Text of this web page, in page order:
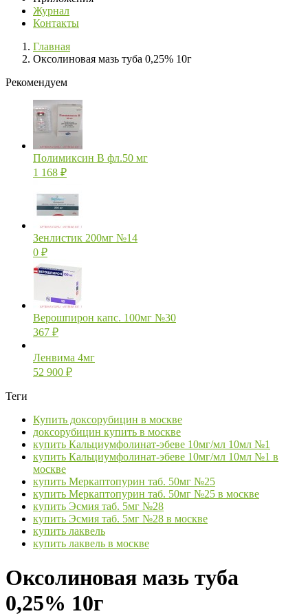
Журнал
Контакты
Главная
Оксолиновая мазь туба 0,25% 10г
Рекомендуем
Полимиксин В фл.50 мг
1 168 ₽
Зенлистик 200мг №14
0 ₽
Верошпирон капс. 100мг №30
367 ₽
Ленвима 4мг
52 900 ₽
Теги
Купить доксорубицин в москве
доксорубицин купить в москве
купить Кальциумфолинат-эбеве 10мг/мл 10мл №1
купить Кальциумфолинат-эбеве 10мг/мл 10мл №1 в
москве
купить Меркаптопурин таб. 50мг №25
купить Меркаптопурин таб. 50мг №25 в москве
купить Эсмия таб. 5мг №28
купить Эсмия таб. 5мг №28 в москве
купить лаквель
купить лаквель в москве
Оксолиновая мазь туба
0,25% 10г